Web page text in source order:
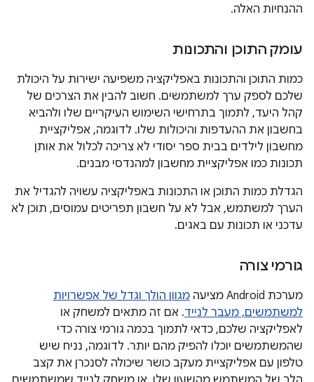
ההנחיות האלה.
עומק התוכן והתכונות
כמות התוכן והתכונות באפליקציה משפיעה ישירות על היכולת
שלכם לספק ערך למשתמשים. חשוב להבין את הצרכים של
קהל היעד, לתמוך בתרחישי השימוש העיקריים שלו ולהביא
בחשבון את ההעדפות והיכולות שלו. לדוגמה, אפליקציית
מחשבון לילדים בבית ספר יסודי לא צריכה לכלול את אותן
תכונות כמו אפליקציית מחשבון למהנדסי מבנים.
הגדלת כמות התוכן או התכונות באפליקציה עשויה להגדיל את
הערך למשתמש, אבל לא על חשבון תפריטים עמוסים, תוכן לא
עדכני או תכונות עם באגים.
גורמי צורה
מערכת Android מציעה
מגוון הולך וגדל של אפשרויות
למשתמשים, מעבר לנייד. אם זה מתאים למשחק או
לאפליקציה שלכם, כדאי לתמוך בכמה גורמי צורה כדי
שהמשתמשים יוכלו להפיק מהם יותר. לדוגמה, נניח שיש
טלפון עם אפליקציית מעקב כושר שיכולה לסנכרן את קצב